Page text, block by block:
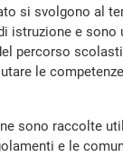
si svolgono al
istruzione e sono
percorso
le
sono raccolte
e le